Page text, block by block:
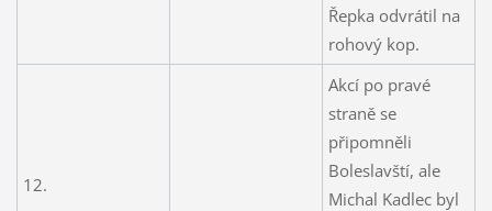
Řepka odvrátil na
rohový kop.
12.
Akcí po pravé
straně se
připomněli
Boleslavští, ale
Michal Kadlec byl